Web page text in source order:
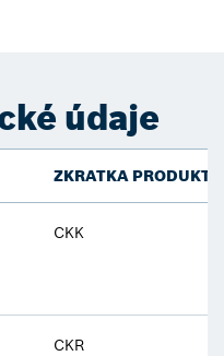
údaje
ZKRATKA PRODUKTU
CKK
CKR